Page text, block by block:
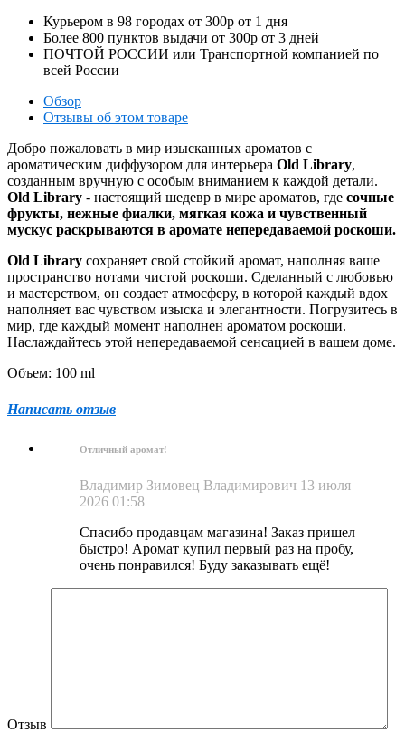
Курьером в 98 городах от 300р от 1 дня
Более 800 пунктов выдачи от 300р от 3 дней
ПОЧТОЙ РОССИИ или Транспортной компанией по
всей России
Обзор
Отзывы об этом товаре
Добро пожаловать в мир изысканных ароматов с
ароматическим диффузором для интерьера Old Library,
созданным вручную с особым вниманием к каждой детали.
Old Library - настоящий шедевр в мире ароматов, где сочные
фрукты, нежные фиалки, мягкая кожа и чувственный
мускус раскрываются в аромате непередаваемой роскоши.
Old Library сохраняет свой стойкий аромат, наполняя ваше
пространство нотами чистой роскоши. Сделанный с любовью
и мастерством, он создает атмосферу, в которой каждый вдох
наполняет вас чувством изыска и элегантности. Погрузитесь в
мир, где каждый момент наполнен ароматом роскоши.
Наслаждайтесь этой непередаваемой сенсацией в вашем доме.
Объем: 100 ml
Написать отзыв
Отличный аромат!
Владимир Зимовец Владимирович 13 июля
2026 01:58
Спасибо продавцам магазина! Заказ пришел
быстро! Аромат купил первый раз на пробу,
очень понравился! Буду заказывать ещё!
Отзыв